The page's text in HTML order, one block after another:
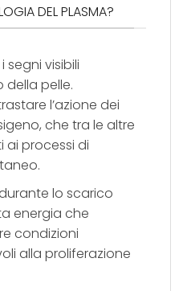
DEL PLASMA?
visibili
della pelle.
l’azione dei
che tra le altre
ai processi di
lo scarico
energia che
condizioni
alla proliferazione